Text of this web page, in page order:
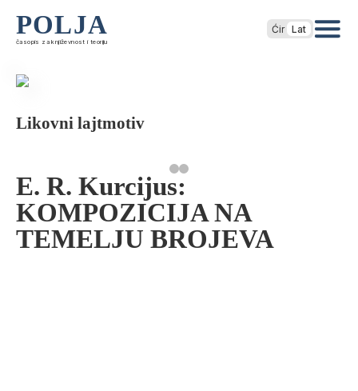
POLJA
časopis za književnost i teoriju
Ćir Lat
Likovni lajtmotiv
E. R. Kurcijus:
KOMPOZICIJA NA
TEMELJU BROJEVA